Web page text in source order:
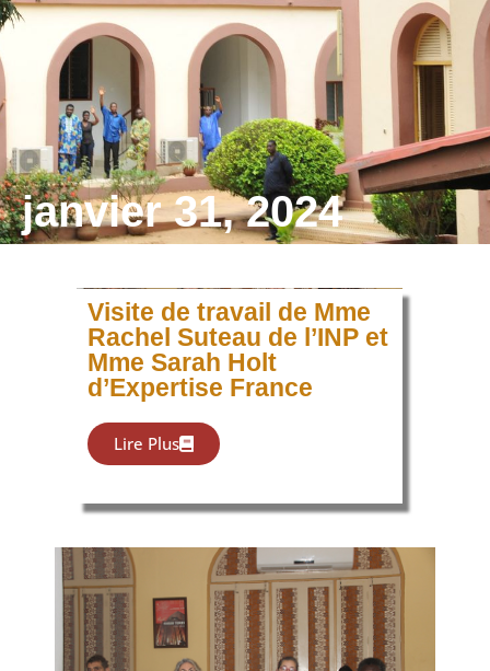
janvier 31, 2024
Visite de travail de Mme
Rachel Suteau de l’INP et
Mme Sarah Holt
d’Expertise France
Lire Plus